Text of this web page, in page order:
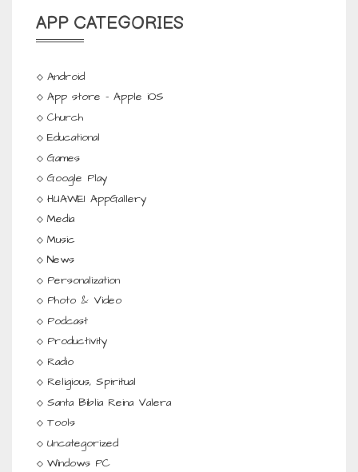
APP CATEGORIES
Android
App store - Apple iOS
Church
Educational
Games
Google Play
HUAWEI AppGallery
Media
Music
News
Personalization
Photo & Video
Podcast
Productivity
Radio
Religious, Spiritual
Santa Biblia Reina Valera
Tools
Uncategorized
Windows PC